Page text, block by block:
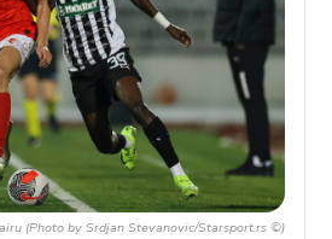
(Photo by Srdjan Stevanovic/Starsport.rs ©)